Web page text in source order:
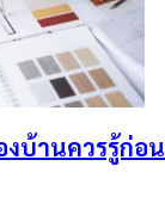
บ้านควรรู้ก่อน